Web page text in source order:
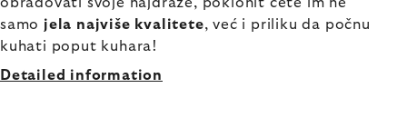
samo jela najviše kvalitete, već i priliku da počnu
kuhati poput kuhara!
Detailed information